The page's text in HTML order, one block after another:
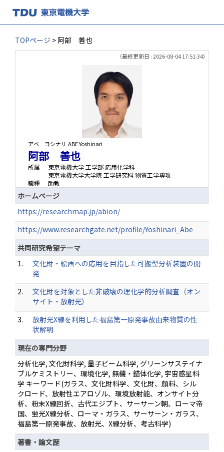
TOPページ > 阿部 善也
（最終更新日 : 2026-08-04 17:51:34）
アベ ヨシナリ ABE Yoshinari
阿部 善也
所属
東京電機大学 工学部 応用化学科
東京電機大学大学院 工学研究科 物質工学専攻
職種
助教
ホームページ
https://researchmap.jp/abion/
https://www.researchgate.net/profile/Yoshinari_Abe
共同研究希望テーマ
1.
文化財・絵画への応用を目指した可搬型分析装置の開
発
2.
文化財を対象とした非破壊の理化学的分析調査（オン
サイト・放射光）
3.
放射光X線を利用した福島第一原発事故由来物質の性
状解明
現在の専門分野
分析化学, 文化財科学, 量子ビーム科学, グリーンサステイナ
ブルケミストリー、環境化学, 無機・錯体化学, 宇宙惑星科
学 キーワード(ガラス、文化財科学、文化財、顔料、シル
クロード、放射性エアロゾル、環境放射能、オンサイト分
析、粉末X線回折、古代エジプト、サーサーン朝、ローマ帝
国、蛍光X線分析、ローマ・ガラス、サーサーン・ガラス、
福島第一原発事故、放射光、X線分析、考古科学)
著書・論文歴